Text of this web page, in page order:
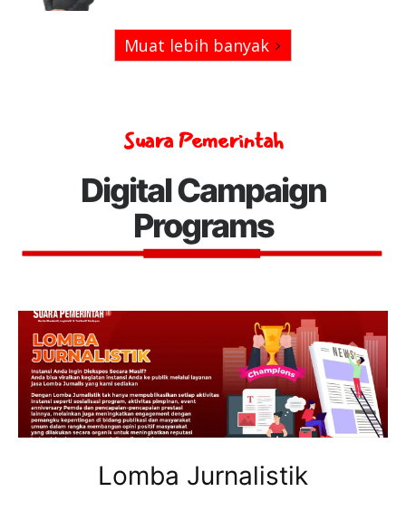
Muat lebih banyak
Suara Pemerintah
Digital Campaign
Programs
Lomba Jurnalistik